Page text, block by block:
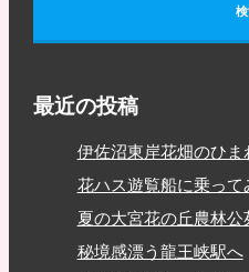
最近の投稿
伊佐沼東岸花畑のひま
花ハス遊覧船に乗っ
夏の大宮花の丘農林公
秘境感漂う龍王峡駅へ